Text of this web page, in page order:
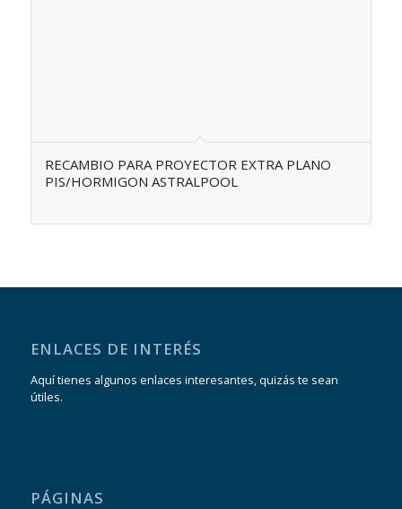
RECAMBIO PARA PROYECTOR EXTRA PLANO
PIS/HORMIGON ASTRALPOOL
ENLACES DE INTERÉS
Aquí tienes algunos enlaces interesantes, quizás te sean
útiles.
PÁGINAS